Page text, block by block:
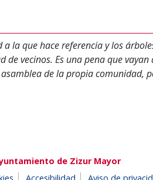
la que hace referencia y los
vecinos. Es una pena que
de la propia comunidad,
de Zizur Mayor